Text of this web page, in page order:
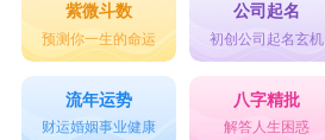
紫微斗数
预测你一生的命运
公司起名
初创公司起名玄机
流年运势
财运婚姻事业健康
八字精批
解答人生困惑